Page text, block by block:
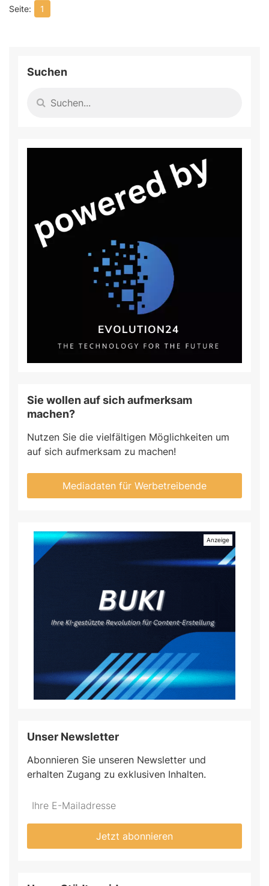
1
Suchen
Sie wollen auf sich aufmerksam
machen?
Nutzen Sie die vielfältigen Möglichkeiten um
auf sich aufmerksam zu machen!
Mediadaten für Werbetreibende
Unser Newsletter
Abonnieren Sie unseren Newsletter und
erhalten Zugang zu exklusiven Inhalten.
Jetzt abonnieren